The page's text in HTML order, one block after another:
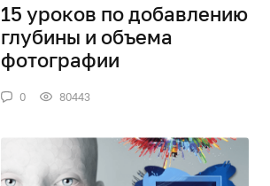
15 уроков по добавлению
глубины и объема
фотографии
0 80443